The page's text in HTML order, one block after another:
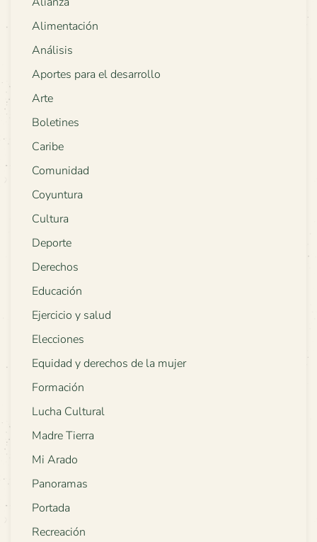
Alimentación
Análisis
Aportes para el desarrollo
Arte
Boletines
Caribe
Comunidad
Coyuntura
Cultura
Deporte
Derechos
Educación
Ejercicio y salud
Elecciones
Equidad y derechos de la mujer
Formación
Lucha Cultural
Madre Tierra
Mi Arado
Panoramas
Portada
Recreación